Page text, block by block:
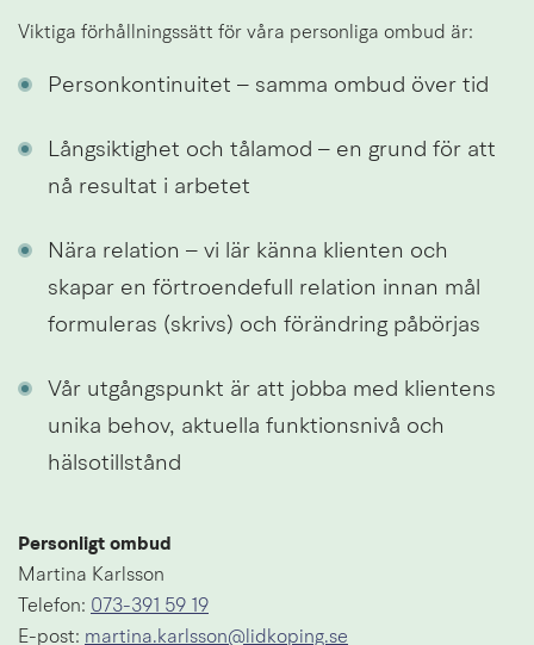
Viktiga förhållningssätt för våra personliga ombud är:
Personkontinuitet – samma ombud över tid
Långsiktighet och tålamod – en grund för att
nå resultat i arbetet
Nära relation – vi lär känna klienten och
skapar en förtroendefull relation innan mål
formuleras (skrivs) och förändring påbörjas
Vår utgångspunkt är att jobba med klientens
unika behov, aktuella funktionsnivå och
hälsotillstånd
Personligt ombud
Martina Karlsson
Telefon: 073-391 59 19
E-post: martina.karlsson@lidkoping.se